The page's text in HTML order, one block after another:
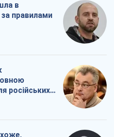
в
правилами
російських